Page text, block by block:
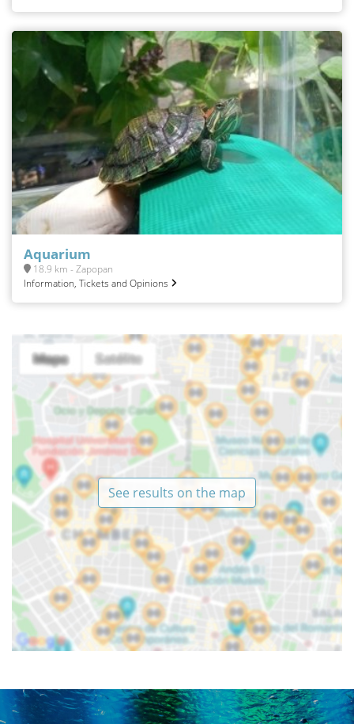
Aquarium
18.9 km - Zapopan
Information, Tickets and Opinions
See results on the map